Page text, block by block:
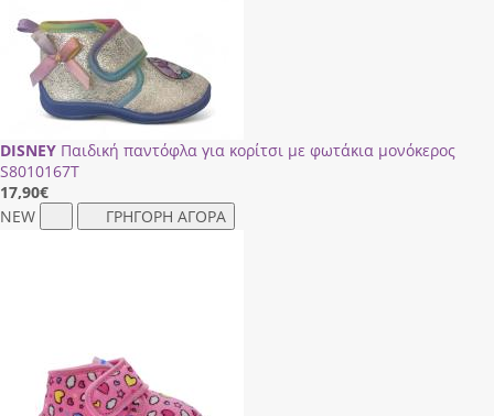
DISNEY Παιδική παντόφλα για κορίτσι με φωτάκια μονόκερος
S8010167Τ
17,90€
NEW
ΓΡΗΓΟΡΗ ΑΓΟΡΑ